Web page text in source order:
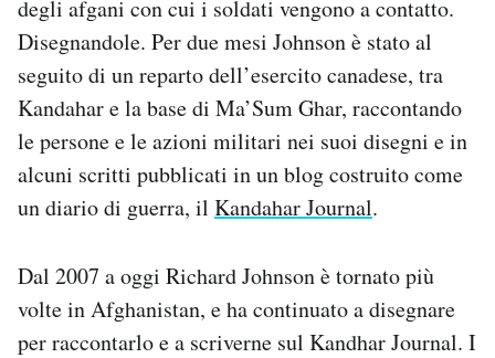
degli afgani con cui i soldati vengono a contatto.
Disegnandole. Per due mesi Johnson è stato al
seguito di un reparto dell’esercito canadese, tra
Kandahar e la base di Ma’Sum Ghar, raccontando
le persone e le azioni militari nei suoi disegni e in
alcuni scritti pubblicati in un blog costruito come
un diario di guerra, il Kandahar Journal.
Dal 2007 a oggi Richard Johnson è tornato più
volte in Afghanistan, e ha continuato a disegnare
per raccontarlo e a scriverne sul Kandhar Journal. I